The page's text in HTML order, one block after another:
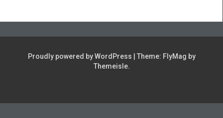
Proudly powered by WordPress | Theme: FlyMag by
Themeisle.